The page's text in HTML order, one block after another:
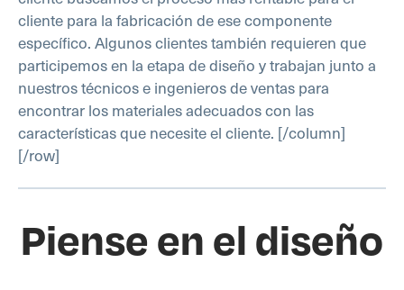
cliente para la fabricación de ese componente
específico. Algunos clientes también requieren que
participemos en la etapa de diseño y trabajan junto a
nuestros técnicos e ingenieros de ventas para
encontrar los materiales adecuados con las
características que necesite el cliente. [/column]
[/row]
Piense en el diseño